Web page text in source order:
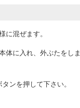
混ぜます。
体に入れ、外ぶたをしま
ンを押して下さい。